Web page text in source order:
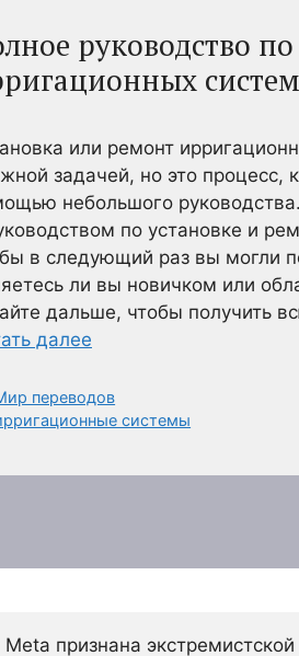
руководство
систем
или ремонт
задачей, но это процесс,
небольшого
по установке и
в следующий раз вы могли
ли вы новичком или
дальше, чтобы получить
далее
переводов
системы
Meta признана